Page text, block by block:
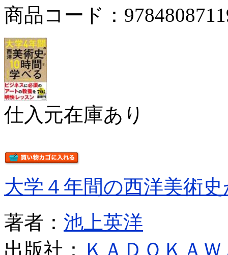
商品コード：
仕入元在庫あり
大学４年間の西洋美術
著者： 池上英洋
出版社： ＫＡＤＯＫＡＷ